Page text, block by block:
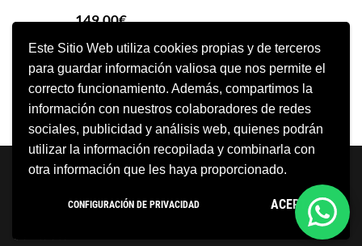
Este Sitio Web utiliza cookies propias y de terceros
para guardar información valiosa que nos permite el
correcto funcionamiento. Además, compartimos la
información con nuestros colaboradores de redes
sociales, publicidad y análisis web, quienes podrán
utilizar la información recopilada y combinarla con
otra información que les haya proporcionado.
CONFIGURACIÓN DE PRIVACIDAD ACEPTO
149,00€
AÑADIR AL CARRITO
Neve | Funciona gracias a WordPress
Condiciones Generales